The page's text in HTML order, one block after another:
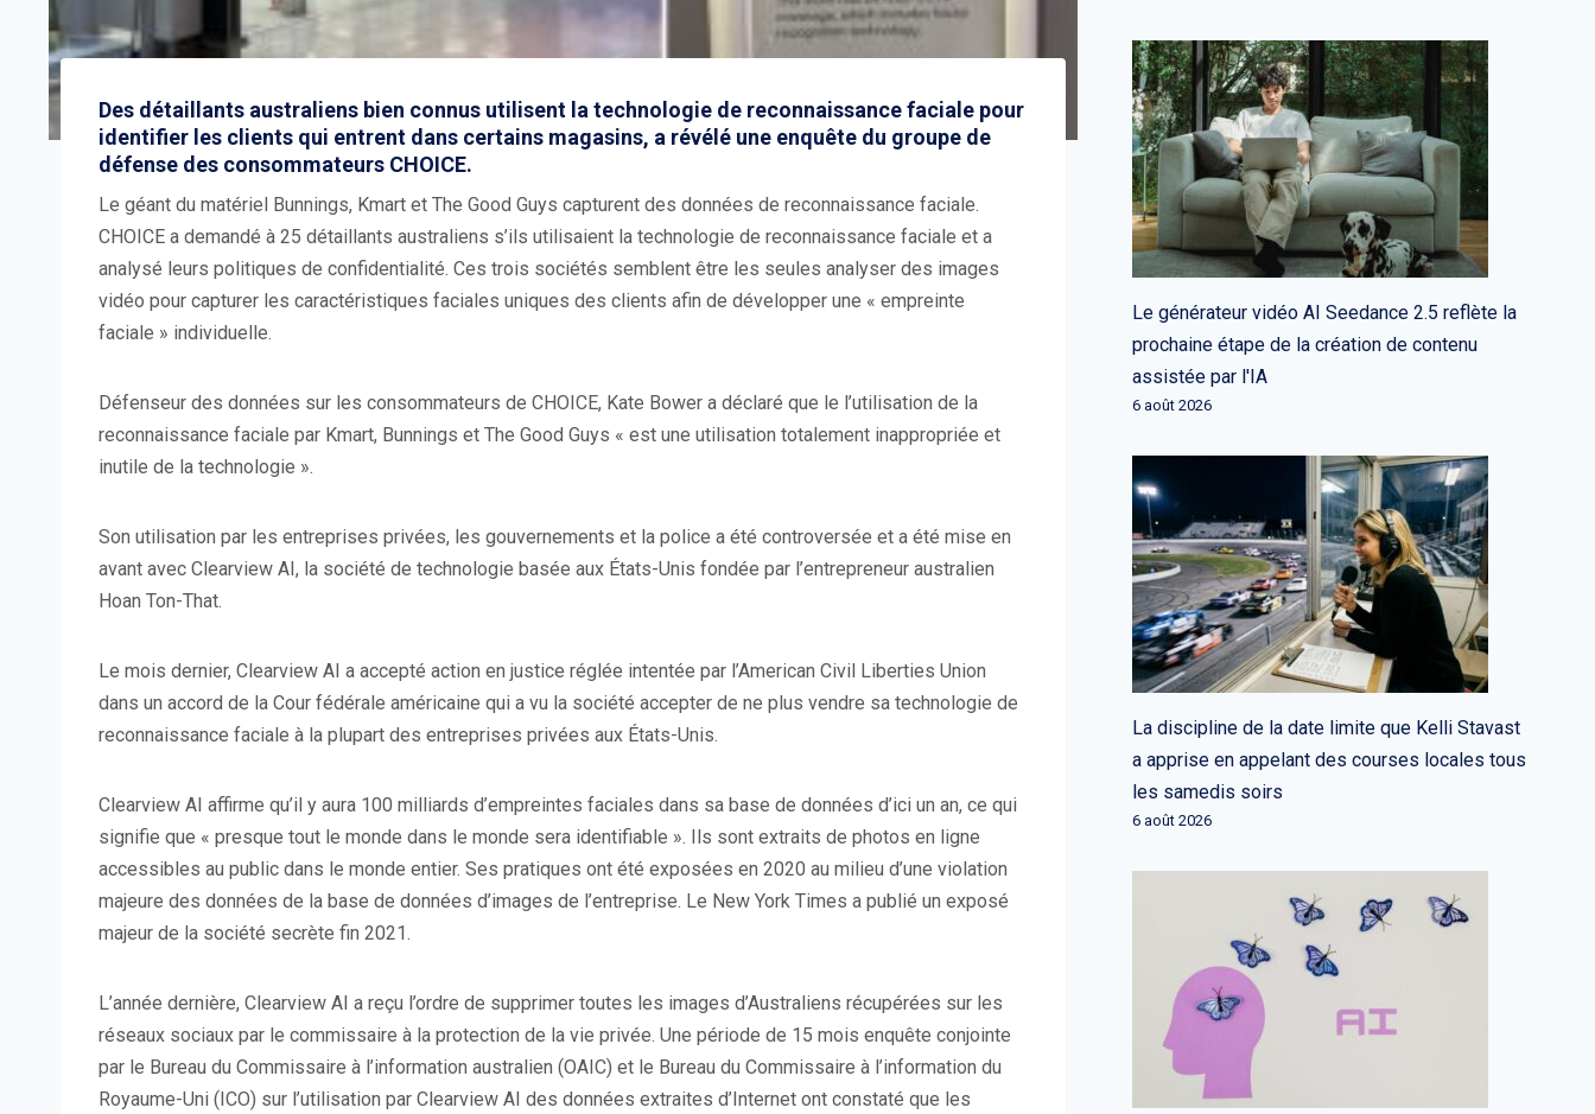
Des détaillants australiens bien connus utilisent la technologie de reconnaissance faciale pour
identifier les clients qui entrent dans certains magasins, a révélé une enquête du groupe de
défense des consommateurs CHOICE.
Le géant du matériel Bunnings, Kmart et The Good Guys capturent des données de reconnaissance faciale.
CHOICE a demandé à 25 détaillants australiens s’ils utilisaient la technologie de reconnaissance faciale et a
analysé leurs politiques de confidentialité. Ces trois sociétés semblent être les seules analyser des images
vidéo pour capturer les caractéristiques faciales uniques des clients afin de développer une « empreinte
faciale » individuelle.
Défenseur des données sur les consommateurs de CHOICE, Kate Bower a déclaré que le l’utilisation de la
reconnaissance faciale par Kmart, Bunnings et The Good Guys « est une utilisation totalement inappropriée et
inutile de la technologie ».
Son utilisation par les entreprises privées, les gouvernements et la police a été controversée et a été mise en
avant avec Clearview AI, la société de technologie basée aux États-Unis fondée par l’entrepreneur australien
Hoan Ton-That.
Le mois dernier, Clearview AI a accepté action en justice réglée intentée par l’American Civil Liberties Union
dans un accord de la Cour fédérale américaine qui a vu la société accepter de ne plus vendre sa technologie de
reconnaissance faciale à la plupart des entreprises privées aux États-Unis.
Clearview AI affirme qu’il y aura 100 milliards d’empreintes faciales dans sa base de données d’ici un an, ce qui
signifie que « presque tout le monde dans le monde sera identifiable ». Ils sont extraits de photos en ligne
accessibles au public dans le monde entier. Ses pratiques ont été exposées en 2020 au milieu d’une violation
majeure des données de la base de données d’images de l’entreprise. Le New York Times a publié un exposé
majeur de la société secrète fin 2021.
L’année dernière, Clearview AI a reçu l’ordre de supprimer toutes les images d’Australiens récupérées sur les
réseaux sociaux par le commissaire à la protection de la vie privée. Une période de 15 mois enquête conjointe
par le Bureau du Commissaire à l’information australien (OAIC) ​​et le Bureau du Commissaire à l’information du
Royaume-Uni (ICO) sur l’utilisation par Clearview AI des données extraites d’Internet ont constaté que les
Le générateur vidéo AI Seedance 2.5 reflète la
prochaine étape de la création de contenu
assistée par l'IA
6 août 2026
La discipline de la date limite que Kelli Stavast
a apprise en appelant des courses locales tous
les samedis soirs
6 août 2026